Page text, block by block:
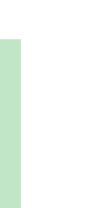
Amyl
Alcohol,